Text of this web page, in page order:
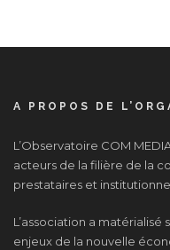
A PROPOS DE
L’Observatoire COM
acteurs de la filière de la
prestataires et
L’association a
enjeux de la nouvelle